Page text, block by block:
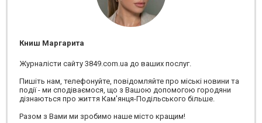
Книш Маргарита
Журналісти сайту 3849.com.ua до ваших послуг.
Пишіть нам, телефонуйте, повідомляйте про міські новини та
події - ми сподіваємося, що з Вашою допомогою городяни
дізнаються про життя Кам'янця-Подільського більше.
Разом з Вами ми зробимо наше місто кращим!